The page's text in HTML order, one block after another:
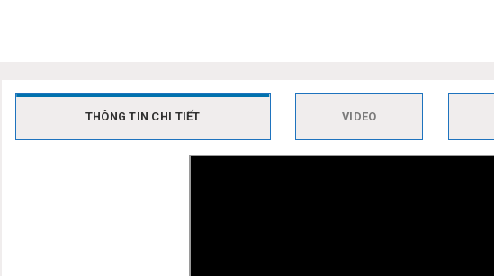
THÔNG TIN CHI TIẾT VIDEO